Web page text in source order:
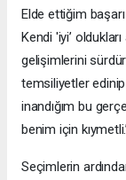
Elde ettiğim
Kendi 'iyi’
gelişimlerini
temsiliyetler
inandığım bu
benim için
Seçimlerin